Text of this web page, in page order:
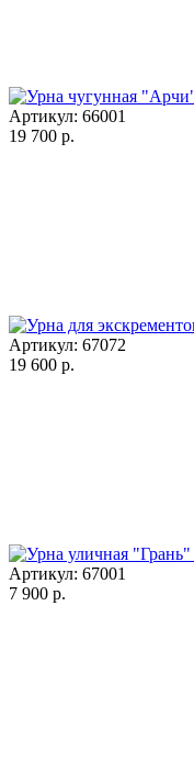
Артикул: 66001
19 700 р.
Артикул: 67072
19 600 р.
Артикул: 67001
7 900 р.